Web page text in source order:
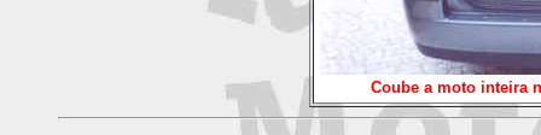
Coube a moto inteira